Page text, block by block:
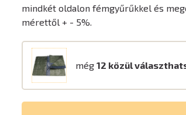
mindkét oldalon fémgyűrűkkel és
mérettől + - 5%.
még 12 közül